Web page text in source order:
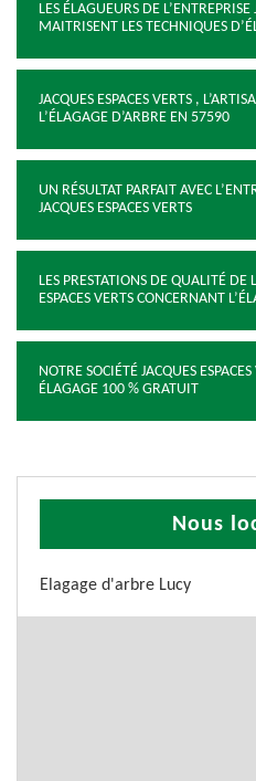
LES ÉLAGUEURS DE L’ENTREPRISE
MAITRISENT LES TECHNIQUES
JACQUES ESPACES VERTS ,
L’ÉLAGAGE D’ARBRE EN 57590
UN RÉSULTAT PARFAIT AVEC
JACQUES ESPACES VERTS
LES PRESTATIONS DE QUALITÉ DE
ESPACES VERTS CONCERNANT
NOTRE SOCIÉTÉ JACQUES
ÉLAGAGE 100 % GRATUIT
Nous
Elagage d'arbre Lucy